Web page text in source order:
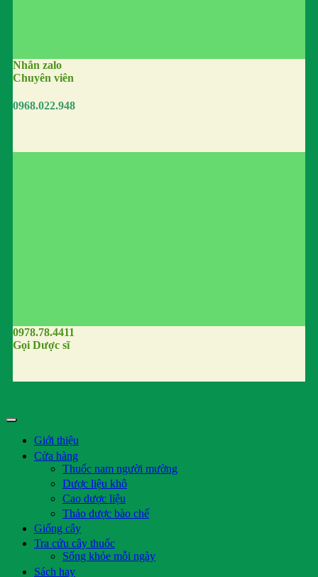
Nhắn zalo
Chuyên viên
0968.022.948
0978.78.4411
Gọi Dược sĩ
Giới thiệu
Cửa hàng
Thuốc nam người mường
Dược liệu khô
Cao dược liệu
Thảo dược bào chế
Giống cây
Tra cứu cây thuốc
Sống khỏe mỗi ngày
Sách hay